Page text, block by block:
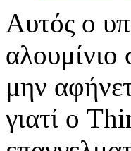
Αυτός ο
μην
γιατί ο